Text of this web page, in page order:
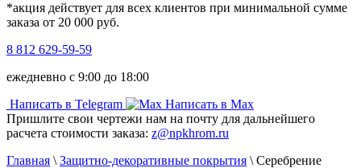
*акция действует для всех клиентов при минимальной сумме
заказа от 20 000 руб.
8 812 629-59-59
ежедневно с 9:00 до 18:00
Написать в Telegram
Написать в Max
Пришлите свои чертежи нам на почту для дальнейшего
расчета стоимости заказа: z@npkhrom.ru
Главная \ Защитно-декоративные покрытия \ Серебрение